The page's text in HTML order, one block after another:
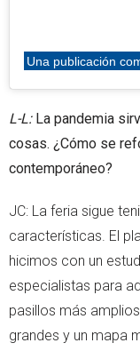
L-L:La pandemia
cosas. ¿Cómo se
contemporáneo?
JC: La feria sigue
características. El
hicimos con un
especialistas para
pasillos más
grandes y un mapa